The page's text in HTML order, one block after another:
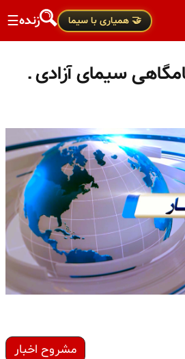
🤝 همیاری با سیما زنده☰
سیمای آزادی ـ
مشروح اخبار